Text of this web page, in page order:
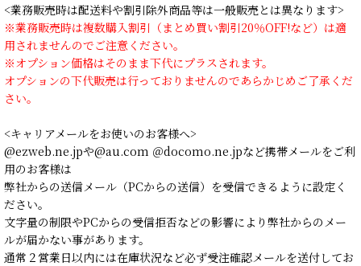
<業務販売時は配送料や割引除外商品等は一般販売とは異なります>
※業務販売時は複数購入割引（まとめ買い割引20％OFF!など）は適
用されませんのでご注意ください。
※オプション価格はそのまま下代にプラスされます。
オプションの下代販売は行っておりませんのであらかじめご了承くだ
さい。
<キャリアメールをお使いのお客様へ>
@ezweb.ne.jpや@au.com ＠docomo.ne.jpなど携帯メールをご利
用のお客様は
弊社からの送信メール（PCからの送信）を受信できるように設定く
ださい。
文字量の制限やPCからの受信拒否などの影響により弊社からのメー
ルが届かない事があります。
通常２営業日以内には在庫状況など必ず受注確認メールを送付してお